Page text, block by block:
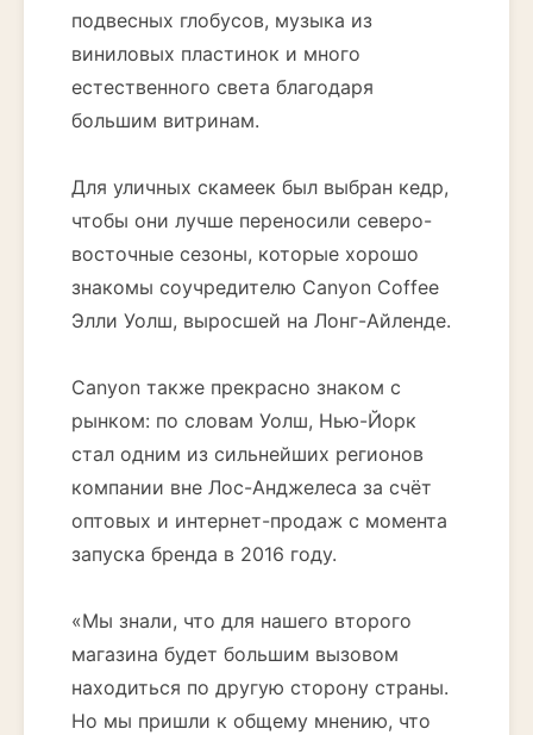
подвесных глобусов, музыка из
виниловых пластинок и много
естественного света благодаря
большим витринам.
Для уличных скамеек был выбран кедр,
чтобы они лучше переносили северо-
восточные сезоны, которые хорошо
знакомы соучредителю Canyon Coffee
Элли Уолш, выросшей на Лонг-Айленде.
Canyon также прекрасно знаком с
рынком: по словам Уолш, Нью-Йорк
стал одним из сильнейших регионов
компании вне Лос-Анджелеса за счёт
оптовых и интернет-продаж с момента
запуска бренда в 2016 году.
«Мы знали, что для нашего второго
магазина будет большим вызовом
находиться по другую сторону страны.
Но мы пришли к общему мнению, что